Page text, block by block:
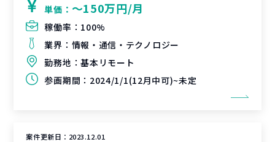
単価： 〜150万円/月
稼働率： 100%
業界： 情報・通信・テクノロジー
勤務地：基本リモート
参画期間： 2024/1/1(12月中可)~未定
案件更新日： 2023.12.01